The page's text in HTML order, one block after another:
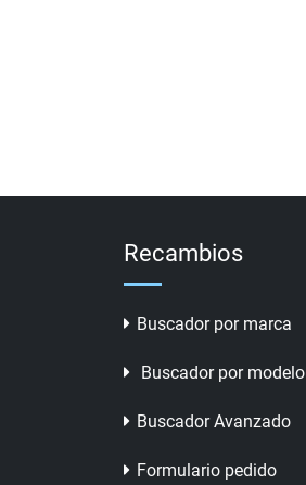
Recambios
Buscador por marca
Buscador por modelo
Buscador Avanzado
Formulario pedido